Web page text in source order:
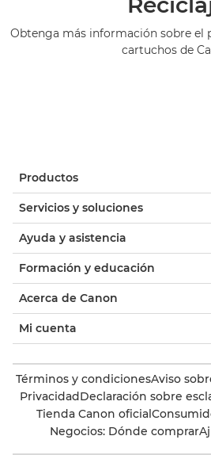
Obtenga más información sobre el
cartuchos de
Productos
Servicios y soluciones
Ayuda y asistencia
Formación y educación
Acerca de Canon
Mi cuenta
Términos y condicionesAviso
PrivacidadDeclaración sobre
Tienda Canon oficial
Negocios: Dónde comprar